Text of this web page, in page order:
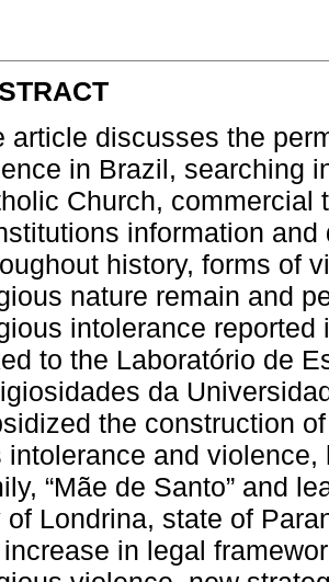
article discusses the
in Brazil, searching
Church, commercial
information
history, forms of
nature remain and
intolerance
to the Laboratório de
da
the construction
intolerance and
“Mãe de Santo” and
of Londrina, state of
in legal